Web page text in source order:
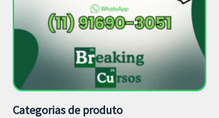
Categorias de produto